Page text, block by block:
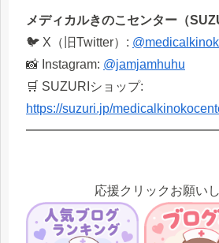
メディカルきのこセンター（
🐦 X（旧Twitter）:
📸 Instagram: @jamjamhuhu
🛒 SUZURIショップ:
https://suzuri.jp/
応援クリックお願い